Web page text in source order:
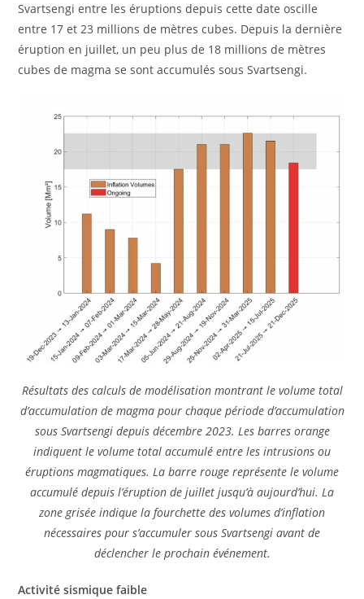
Svartsengi entre les éruptions depuis cette date oscille
entre 17 et 23 millions de mètres cubes. Depuis la dernière
éruption en juillet, un peu plus de 18 millions de mètres
cubes de magma se sont accumulés sous Svartsengi.
Résultats des calculs de modélisation montrant le volume total
d’accumulation de magma pour chaque période d’accumulation
sous Svartsengi depuis décembre 2023. Les barres orange
indiquent le volume total accumulé entre les intrusions ou
éruptions magmatiques. La barre rouge représente le volume
accumulé depuis l’éruption de juillet jusqu’à aujourd’hui. La
zone grisée indique la fourchette des volumes d’inflation
nécessaires pour s’accumuler sous Svartsengi avant de
déclencher le prochain événement.
Activité sismique faible